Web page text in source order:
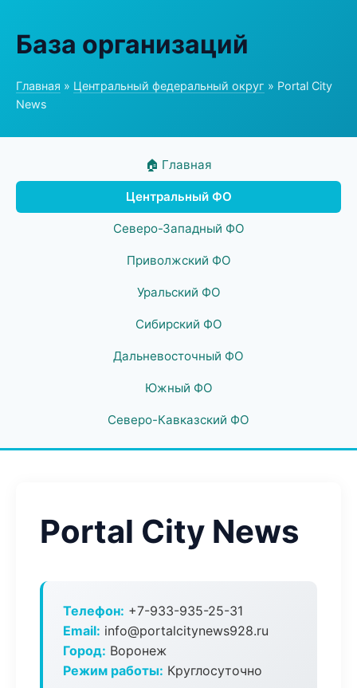
База организаций
Главная » Центральный федеральный округ » Portal City
News
🏠 Главная
Центральный ФО
Северо-Западный ФО
Приволжский ФО
Уральский ФО
Сибирский ФО
Дальневосточный ФО
Южный ФО
Северо-Кавказский ФО
Portal City News
Телефон: +7-933-935-25-31
Email: info@portalcitynews928.ru
Город: Воронеж
Режим работы: Круглосуточно